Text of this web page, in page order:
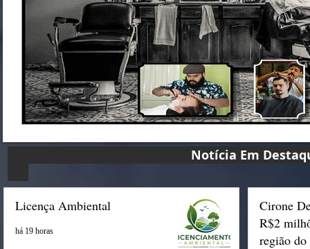
Notícia Em
Licença Ambiental
há 19 horas
Cirone
R$2
região do